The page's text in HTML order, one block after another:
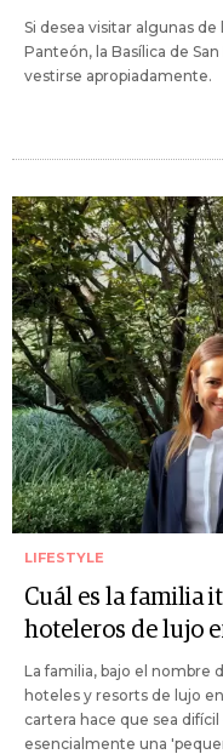
Si desea visitar algunas de
Panteón, la Basílica de
vestirse apropiadamente.
LIFESTYLE
Cuál es la familia
hoteleros de lujo
La familia, bajo el nombre
hoteles y resorts de lujo
cartera hace que sea
esencialmente una